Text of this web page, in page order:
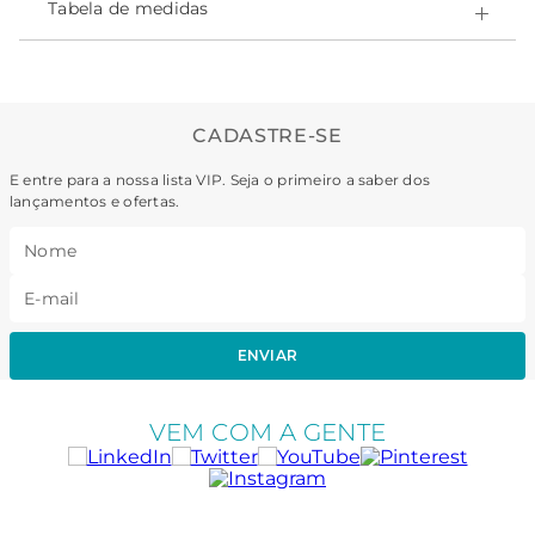
- Easy Care - secagem rápida;
Tabela de medidas
CADASTRE-SE
E entre para a nossa lista VIP. Seja o primeiro a saber dos
lançamentos e ofertas.
ENVIAR
VEM COM A GENTE